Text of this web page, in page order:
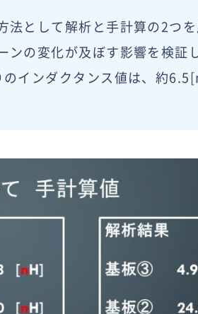
法として解析と手計算の2つ
ンの変化が及ぼす影響を検証
インダクタンス値は、約